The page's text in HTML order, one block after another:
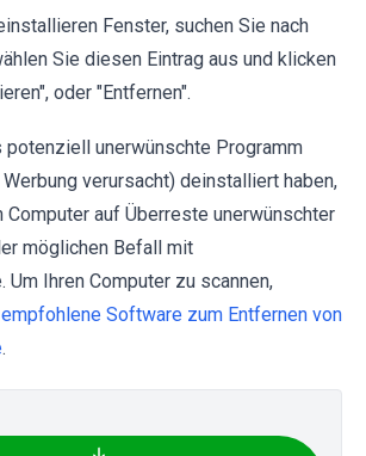
Fenster, suchen Sie nach
Sie diesen Eintrag aus und klicken
oder "Entfernen".
potenziell unerwünschte Programm
verursacht) deinstalliert haben,
Computer auf Überreste unerwünschter
möglichen Befall mit
Um Ihren Computer zu scannen,
empfohlene Software zum Entfernen von
.